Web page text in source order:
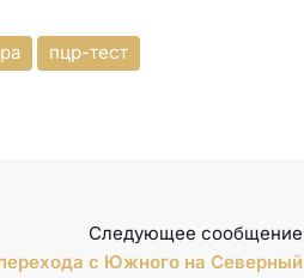
пцр-тест
Следующее сообщение
с Южного на Северный